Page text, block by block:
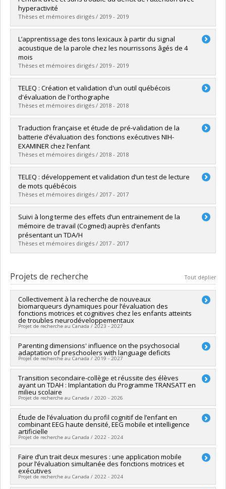
Diplôme obtenu :
Lien vers le document dans Papyrus
hyperactivité
Thèses et mémoires dirigés / 2019 - 2019
Diplômé(e) :Champagne, Caroline
Cycle :Doctorat
Diplôme obtenu :
Lien vers le document dans Papyrus
L’apprentissage des tons lexicaux à partir du signal
acoustique de la parole chez les nourrissons âgés de 4
mois
Thèses et mémoires dirigés / 2019 - 2019
Diplômé(e) :De Carufel-Tougas, Maude
Cycle :Doctorat
Diplôme obtenu :D. Psy.
Lien vers le document dans Papyrus
TELEQ : Création et validation d'un outil québécois
d'évaluation de l'orthographe
Thèses et mémoires dirigés / 2018 - 2018
Diplômé(e) :Beaudry, Marie-Ève
Cycle :Doctorat
Diplôme obtenu :D. Psy.
Lien vers le document dans Papyrus
Traduction française et étude de pré-validation de la
batterie d’évaluation des fonctions exécutives NIH-
EXAMINER chez l’enfant
Thèses et mémoires dirigés / 2018 - 2018
Diplômé(e) :Gagnon, Regine
Cycle :Doctorat
Diplôme obtenu :D. Psy.
Lien vers le document dans Papyrus
TELEQ : développement et validation d’un test de lecture
de mots québécois
Thèses et mémoires dirigés / 2017 - 2017
Diplômé(e) :Vallières-Lavoie, Gabrielle
Cycle :Doctorat
Diplôme obtenu :D. Psy.
Lien vers le document dans Papyrus
Suivi à long terme des effets d’un entrainement de la
mémoire de travail (Cogmed) auprès d’enfants
présentant un TDA/H
Thèses et mémoires dirigés / 2017 - 2017
Cycle : Doctorat
Diplôme obtenu :D. Psy.
Lien vers le document dans Papyrus
Projets de recherche Tout déplier
Collectivement à la recherche de nouveaux
biomarqueurs dynamiques pour l’évaluation des
fonctions motrices et cognitives chez les enfants atteints
de troubles neurodéveloppementaux
Projet de recherche au Canada / 2023 - 2027
Chercheur principal :Bruno Gauthier
Co-chercheurs :Karim Jerbi,Mariève Blanchet
Sources de financement :
Programmes de subvention :PVXXXXXX-AUDACE
(financement partagé entre les fonds de recherche du
Québec)
Parenting dimensions' influence on the psychosocial
adaptation of preschoolers with language deficits
Projet de recherche au Canada / 2019 - 2027
Chercheur principal :Marie-Julie Béliveau
Co-chercheurs : Natacha Trudeau,Geneviève Mageau ,
Bruno Gauthier
Sources de financement :CRSH/Conseil de recherches en
sciences humaines du Canada
Programmes de subvention :PV153480-Subventions de
développement Savoir
Transition secondaire-collège et réussite des élèves
ayant un TDAH : Implantation du Programme TRANSATT en
milieu scolaire
Projet de recherche au Canada / 2020 - 2026
Chercheur principal : Nathalie Gosselin
Co-chercheurs :Bruno Gauthier,Hélène Brisebois
Sources de financement :FRQSC/Fonds de recherche du
Québec - Société et culture (FQRSC)
Programmes de subvention :PVXXXXXX-(AC) Action concertée
: Prog de rech sur la persévérance et la réussite scolaires
Étude de l’évaluation du profil cognitif de l’enfant en
combinant EEG haute densité, EEG mobile et intelligence
artificielle
Projet de recherche au Canada / 2022 - 2024
Sources de financement :SPIIE/Secrétariat des programmes
interorganismes à l’intention des établissements
Programmes de subvention : PVXXXXXX-Fonds d'excellence
en recherche Apogée Canada/Bourse
Faire d’un trait deux mesures : une application mobile
pour l’évaluation simultanée des fonctions motrices et
exécutives
Projet de recherche au Canada / 2022 - 2024